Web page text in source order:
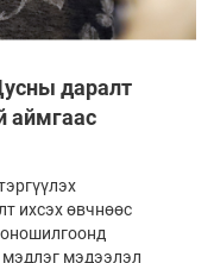
даралт
аймгаас
ихсэх өвчнөөс
оношилгоонд
мэдээлэл